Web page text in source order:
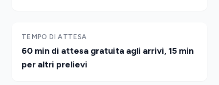
TEMPO DI ATTESA
60 min di attesa gratuita agli arrivi, 15 min
per altri prelievi